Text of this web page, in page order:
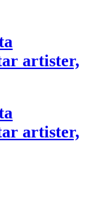
artister,
artister,